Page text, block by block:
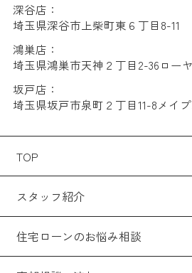
深谷店：
埼玉県深谷市上柴町東６丁目8-11
鴻巣店：
埼玉県鴻巣市天神２丁目2-36ロー
坂戸店：
埼玉県坂戸市泉町２丁目11-8メイ
TOP
スタッフ紹介
住宅ローンのお悩み相談